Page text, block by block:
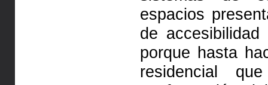
espacios
de accesibilidad
porque hasta
residencial